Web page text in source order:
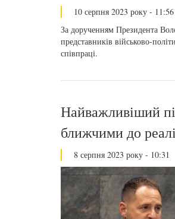
10 серпня 2023 року - 11:56
За дорученням Президента
представників військово-
співпраці.
Найважливіший
ближчими до
8 серпня 2023 року - 10:31